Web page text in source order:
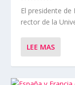
El presidente de
rector de la
LEE MAS